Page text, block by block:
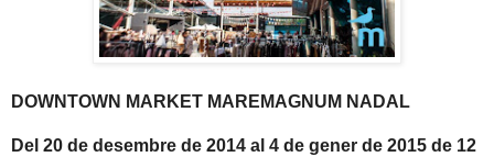
DOWNTOWN MARKET MAREMAGNUM NADAL
Del 20 de desembre de 2014 al 4 de gener de 2015 de 12